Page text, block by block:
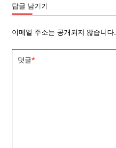
답글 남기기
이메일 주소는 공개되지 않습니다.
댓글*